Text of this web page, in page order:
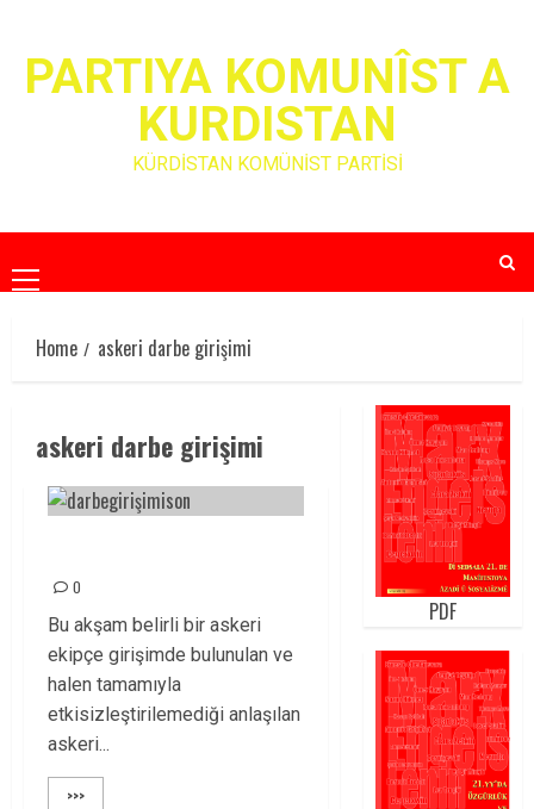
contentPARTIYA KOMUNÎST A
KURDISTAN
KÜRDİSTAN KOMÜNİST PARTİSİ
Primary
Menu
Home
askeri darbe girişimi
askeri darbe girişimi
0
Bu akşam belirli bir askeri
ekipçe girişimde bulunulan ve
halen tamamıyla
etkisizleştirilemediği anlaşılan
askeri...
>>>
PDF